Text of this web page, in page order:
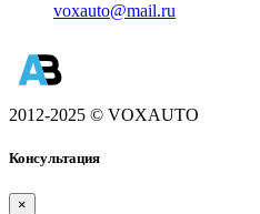
voxauto@mail.ru
2012-2025 © VOXAUTO
Консультация
×